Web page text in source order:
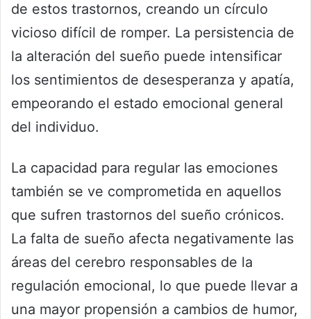
de estos trastornos, creando un círculo
vicioso difícil de romper. La persistencia de
la alteración del sueño puede intensificar
los sentimientos de desesperanza y apatía,
empeorando el estado emocional general
del individuo.
La capacidad para regular las emociones
también se ve comprometida en aquellos
que sufren trastornos del sueño crónicos.
La falta de sueño afecta negativamente las
áreas del cerebro responsables de la
regulación emocional, lo que puede llevar a
una mayor propensión a cambios de humor,